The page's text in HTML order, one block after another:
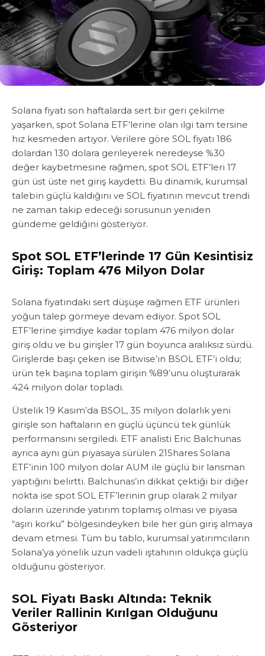
Solana fiyatı son haftalarda sert bir geri çekilme
yaşarken, spot Solana ETF’lerine olan ilgi tam tersine
hız kesmeden artıyor. Verilere göre SOL fiyatı 186
dolardan 130 dolara gerileyerek neredeyse %30
değer kaybetmesine rağmen, spot SOL ETF’leri 17
gün üst üste net giriş kaydetti. Bu dinamik, kurumsal
talebin güçlü kaldığını ve SOL fiyatının mevcut trendi
ne zaman takip edeceği sorusunun yeniden
gündeme geldiğini gösteriyor.
Spot SOL ETF’lerinde 17 Gün Kesintisiz
Giriş: Toplam 476 Milyon Dolar
Solana fiyatındaki sert düşüşe rağmen ETF ürünleri
yoğun talep görmeye devam ediyor. Spot SOL
ETF’lerine şimdiye kadar toplam 476 milyon dolar
giriş oldu ve bu girişler 17 gün boyunca aralıksız sürdü.
Girişlerde başı çeken ise Bitwise’ın BSOL ETF’i oldu;
ürün tek başına toplam girişin %89’unu oluşturarak
424 milyon dolar topladı.
Üstelik 19 Kasım’da BSOL, 35 milyon dolarlık yeni
girişle son haftaların en güçlü üçüncü tek günlük
performansını sergiledi. ETF analisti Eric Balchunas
ayrıca aynı gün piyasaya sürülen 21Shares Solana
ETF’inin 100 milyon dolar AUM ile güçlü bir lansman
yaptığını belirtti. Balchunas’ın dikkat çektiği bir diğer
nokta ise spot SOL ETF’lerinin grup olarak 2 milyar
doların üzerinde yatırım toplamış olması ve piyasa
“aşırı korku” bölgesindeyken bile her gün giriş almaya
devam etmesi. Tüm bu tablo, kurumsal yatırımcıların
Solana’ya yönelik uzun vadeli iştahının oldukça güçlü
olduğunu gösteriyor.
SOL Fiyatı Baskı Altında: Teknik
Veriler Rallinin Kırılgan Olduğunu
Gösteriyor